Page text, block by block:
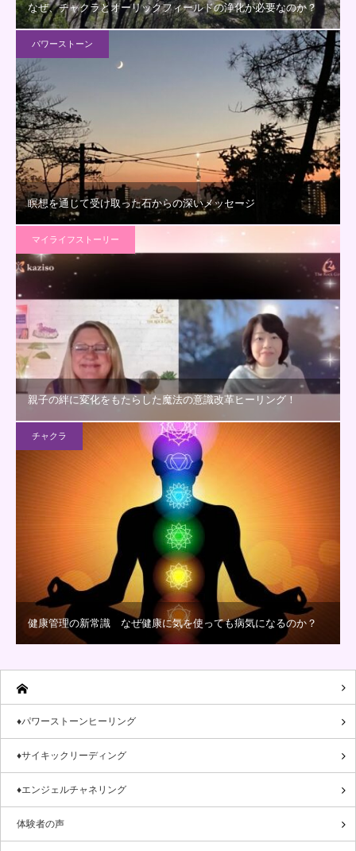
なぜ、チャクラとオーリックフィールドの浄化が必要なのか？
パワーストーン
瞑想を通じて受け取った石からの深いメッセージ
マイライフストーリー
親子の絆に変化をもたらした魔法の意識改革ヒーリング！
チャクラ
健康管理の新常識 なぜ健康に気を使っても病気になるのか？
♦パワーストーンヒーリング
♦サイキックリーディング
♦エンジェルチャネリング
体験者の声